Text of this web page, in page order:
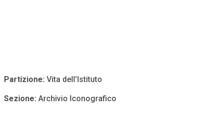
Partizione: Vita dell’Istituto
Sezione: Archivio Iconografico